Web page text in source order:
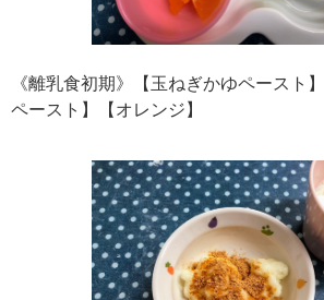
《離乳食初期》【玉ねぎかゆペースト
ペースト】【オレンジ】